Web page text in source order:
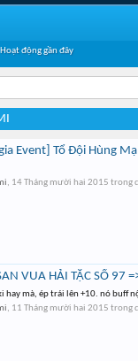
Event] Tổ Đội Hùng
, 14 Tháng mười hai 2015 trong
VUA HẢI TẶC SỐ 97
hay mà, ép trái lên +10. nó buff
, 11 Tháng mười hai 2015 trong
Hoạt động gần đây